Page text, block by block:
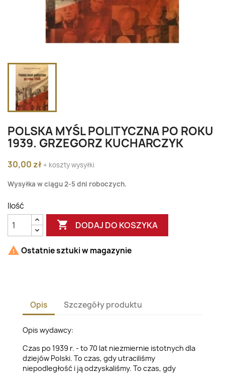
POLSKA MYŚL POLITYCZNA PO ROKU
1939. GRZEGORZ KUCHARCZYK
30,00 zł + koszty wysyłki
Wysyłka w ciągu 2-5 dni roboczych.
Ilość
 DODAJ DO KOSZYKA
 Ostatnie sztuki w magazynie
Opis Szczegóły produktu
Opis wydawcy:
Czas po 1939 r. - to 70 lat niezmiernie istotnych dla
dziejów Polski. To czas, gdy utraciliśmy
niepodległość i ją odzyskaliśmy. To czas, gdy